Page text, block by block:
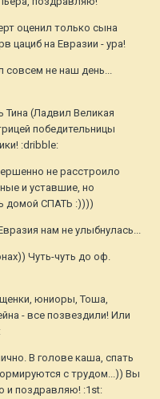
оценил только сына
цациб на Евразии - ура!
не наш день...
Тина (Ладвил Великая
победительницы
:dribble:
не расстроило
и уставшие, но
домой СПАТЬ :))))
нам не улыбнулась...
Чуть-чуть до оф.
юниоры, Тоша,
- все позвездили! Или
В голове каша, спать
с трудом...)) Вы
и поздравляю! :1st: